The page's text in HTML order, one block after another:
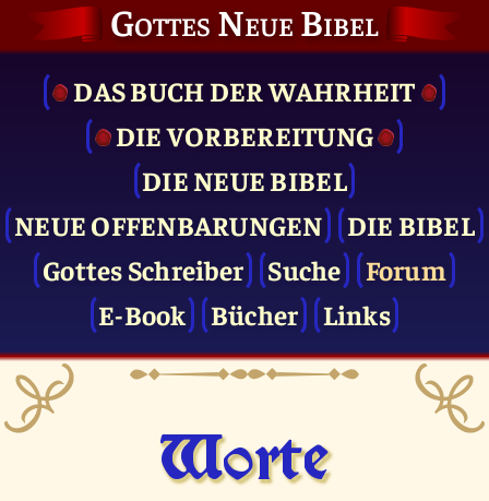
Gottes Neue Bibel
DAS BUCH DER WAHRHEIT
DIE VOR­BEREITUNG
DIE NEUE BIBEL
NEUE OFFENBARUNGEN
DIE BIBEL
Gottes Schreiber
Suche
Forum
E-Book
Bücher Links
Worte